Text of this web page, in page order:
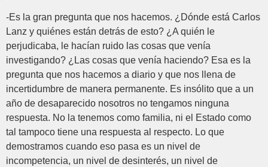
-Es la gran pregunta que nos hacemos. ¿Dónde está Carlos
Lanz y quiénes están detrás de esto? ¿A quién le
perjudicaba, le hacían ruido las cosas que venía
investigando? ¿Las cosas que venía haciendo? Esa es la
pregunta que nos hacemos a diario y que nos llena de
incertidumbre de manera permanente. Es insólito que a un
año de desaparecido nosotros no tengamos ninguna
respuesta. No la tenemos como familia, ni el Estado como
tal tampoco tiene una respuesta al respecto. Lo que
demostramos cuando eso pasa es un nivel de
incompetencia, un nivel de desinterés, un nivel de